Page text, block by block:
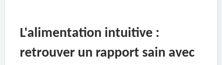
L'alimentation intuitive :
retrouver un rapport sain avec